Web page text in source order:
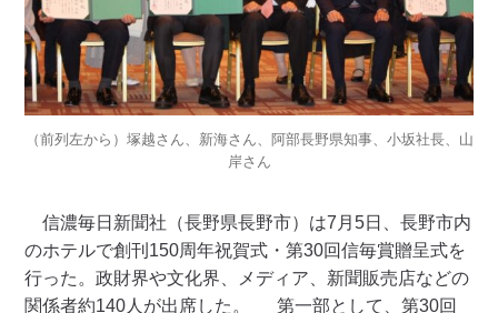
（前列左から）塚越さん、新海さん、阿部長野県知事、小坂社長、山
岸さん
信濃毎日新聞社（長野県長野市）は7月5日、長野市内
のホテルで創刊150周年祝賀式・第30回信毎賞贈呈式を
行った。政財界や文化界、メディア、新聞販売店などの
関係者約140人が出席した。 第一部として、第30回